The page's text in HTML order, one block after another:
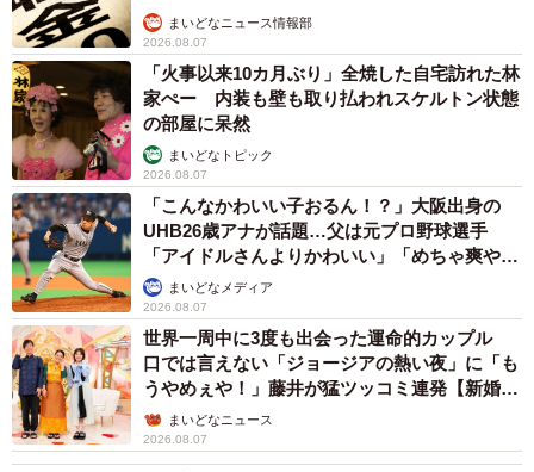
ります（笑）」
ケージの隅で固まっていた日々を経て、自分の居場所を主
張できるまでに成長したみつ子ちゃん。今もなお、甘え方
を少しずつ覚えながら、家族との絆を深め続けています。
まいどなニュース情報部
2026.08.07
「火事以来10カ月ぶり」全焼した自宅訪れた林
家ぺー 内装も壁も取り払われスケルトン状態
の部屋に呆然
まいどなトピック
2026.08.07
「こんなかわいい子おるん！？」大阪出身の
UHB26歳アナが話題…父は元プロ野球選手
「アイドルさんよりかわいい」「めちゃ爽や
か」まいどなメディア
2026.08.07
世界一周中に3度も出会った運命的カップル
口では言えない「ジョージアの熱い夜」に「も
うやめぇや！」藤井が猛ツッコミ連発【新婚さ
ん】まいどなニュース
2026.08.07